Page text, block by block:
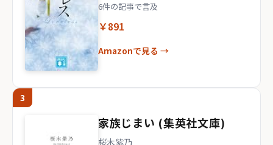
6件の記事で言及
￥891
Amazonで見る →
3
家族じまい (集英社文庫)
桜木紫乃